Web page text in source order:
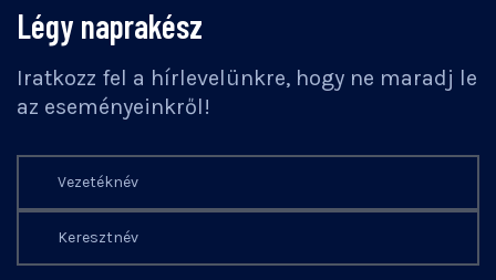
Légy naprakész
Iratkozz fel a hírlevelünkre, hogy ne maradj le
az eseményeinkről!